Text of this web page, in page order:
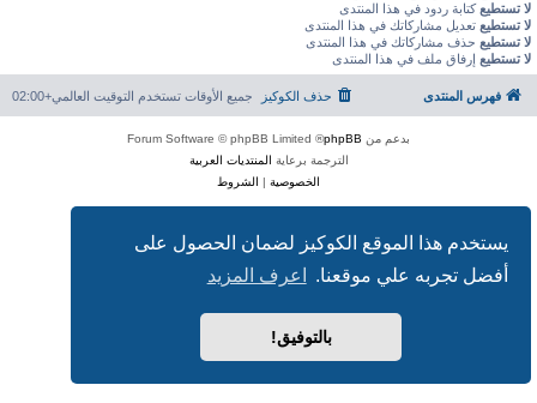
يستخدم هذا الموقع الكوكيز لضمان الحصول على
أفضل تجربه علي موقعنا.
اعرف المزيد
بالتوفيق!
لا تستطيع كتابة ردود في هذا المنتدى
لا تستطيع تعديل مشاركاتك في هذا المنتدى
لا تستطيع حذف مشاركاتك في هذا المنتدى
لا تستطيع إرفاق ملف في هذا المنتدى
فهرس المنتدى جميع الأوقات تستخدم التوقيت العالمي+02:00 حذف الكوكيز
بدعم من phpBB
® Forum Software © phpBB Limited
الترجمة برعاية المنتديات العربية
الخصوصية | الشروط